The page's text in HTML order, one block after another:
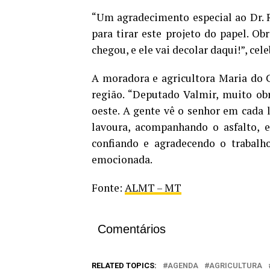
“Um agradecimento especial ao
para tirar este projeto do papel.
chegou, e ele vai decolar daqui!”,
A moradora e agricultora Maria do
região. “Deputado Valmir, muito
oeste. A gente vê o senhor em
lavoura, acompanhando o asfalto,
confiando e agradecendo o
emocionada.
Fonte: ALMT – MT
Comentários
RELATED TOPICS: AGENDA AGRICULTURA